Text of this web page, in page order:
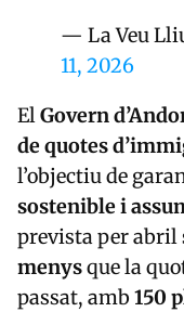
— La Veu
11, 2026
ElGovern
de quotes
l’objectiu de
sostenible i
prevista per abril
menysque la
passat, amb 150